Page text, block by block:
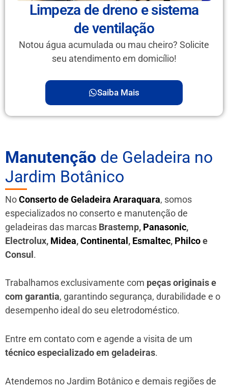
Limpeza de dreno e sistema
de ventilação
Notou água acumulada ou mau cheiro? Solicite
seu atendimento em domicílio!
Saiba Mais
Manutenção de Geladeira no
Jardim Botânico
NoConserto de Geladeira Araraquara, somos
especializados no conserto e manutenção de
geladeiras das marcas Brastemp, Panasonic,
Electrolux, Midea,Continental, Esmaltec, Philcoe
Consul.
Trabalhamos exclusivamente com peças originais e
com garantia, garantindo segurança, durabilidade e o
desempenho ideal do seu eletrodoméstico.
Entre em contato com e agende a visita de um
técnico especializado em geladeiras.
Atendemos no Jardim Botânico e demais regiões de